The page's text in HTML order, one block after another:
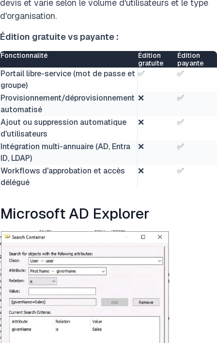
devis et varie selon le volume d'utilisateurs et le type
d'organisation.
Édition gratuite vs payante :
Fonctionnalité
Édition
gratuite
Édition
payante
Portail libre-service (mot de passe et
groupe)
✅ ✅
Provisionnement/déprovisionnement
automatisé
❌ ✅
Ajout ou suppression automatique
d'utilisateurs
❌ ✅
Intégration multi-annuaire (AD, Entra
ID, LDAP)
❌ ✅
Workflows d'approbation et accès
délégué
❌ ✅
Microsoft AD Explorer